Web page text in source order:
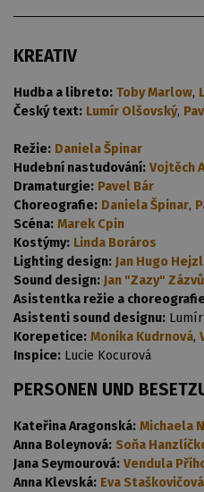
KREATIV
Hudba a libreto: Toby Marlow,
Český text: Lumír Olšovský,
Režie: Daniela Špinar
Hudební nastudování: Vojtěch
Dramaturgie: Pavel Bár
Choreografie: Daniela Špinar,
Scéna: Marek Cpin
Kostýmy: Linda Boráros
Lighting design: Jan Hugo
Sound design: Jan "Zazy"
Asistentka režie a
Asistenti sound designu:
Korepetice: Monika Kudrnová,
Inspice: Lucie Kocurová
PERSONEN UND
Kateřina Aragonská: Michaela
Anna Boleynová: Soňa
Jana Seymourová: Vendula
Anna Klevská: Eva Staškovičová